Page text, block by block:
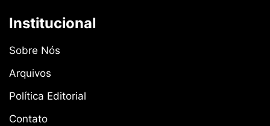
Institucional
Sobre Nós
Arquivos
Política Editorial
Contato